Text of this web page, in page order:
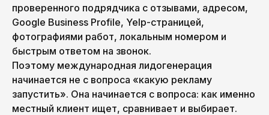
проверенного подрядчика с отзывами, адресом,
Google Business Profile, Yelp-страницей,
фотографиями работ, локальным номером и
быстрым ответом на звонок.
Поэтому международная лидогенерация
начинается не с вопроса «какую рекламу
запустить». Она начинается с вопроса: как именно
местный клиент ищет, сравнивает и выбирает.